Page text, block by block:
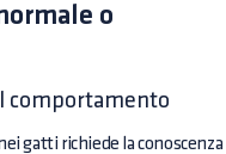
o
comportamento
gatti richiede la conoscenza